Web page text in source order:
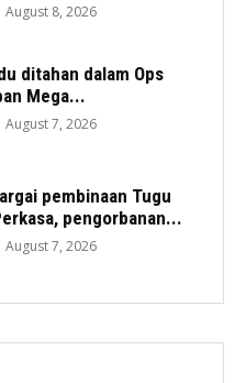
August 8, 2026
ditahan dalam Ops
Mega...
August 7, 2026
pembinaan Tugu
pengorbanan...
August 7, 2026